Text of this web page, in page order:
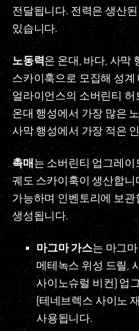
전달됩니다. 전력은 생산
있습니다.
노동력은 온대, 바다, 사막
스카이훅으로 모집해 성계
얼라이언스의 소버린티
온대 행성에서 가장 많은
사막 행성에서 가장 적은
촉매는 소버린티 업그레
궤도 스카이훅이 생산합니
가능하며 인벤토리에 보관
생성됩니다.
마그마 가스는 마그
메테녹스 위성 드릴,
사이노슈럴 비컨) 업
(테네브렉스 사이노
사용됩니다.